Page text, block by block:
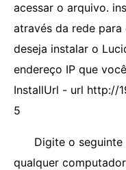
acessar o arquivo.
através da rede
deseja instalar o
endereço IP que
InstallUrl - url http://
5
Digite o
qualquer